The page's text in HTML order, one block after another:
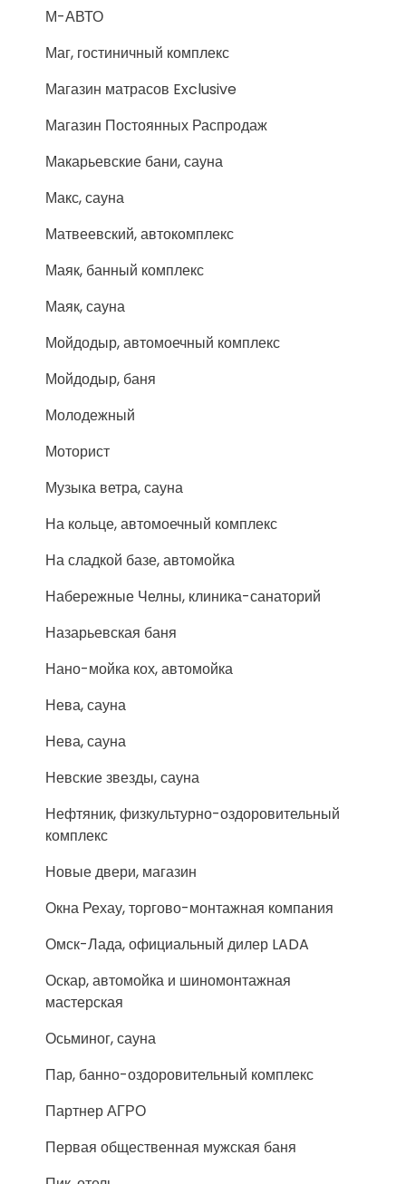
М-АВТО
Маг, гостиничный комплекс
Магазин матрасов Exclusive
Магазин Постоянных Распродаж
Макарьевские бани, сауна
Макс, сауна
Матвеевский, автокомплекс
Маяк, банный комплекс
Маяк, сауна
Мойдодыр, автомоечный комплекс
Мойдодыр, баня
Молодежный
Моторист
Музыка ветра, сауна
На кольце, автомоечный комплекс
На сладкой базе, автомойка
Набережные Челны, клиника-санаторий
Назарьевская баня
Нано-мойка кох, автомойка
Нева, сауна
Нева, сауна
Невские звезды, сауна
Нефтяник, физкультурно-оздоровительный
комплекс
Новые двери, магазин
Окна Рехау, торгово-монтажная компания
Омск-Лада, официальный дилер LADA
Оскар, автомойка и шиномонтажная
мастерская
Осьминог, сауна
Пар, банно-оздоровительный комплекс
Партнер АГРО
Первая общественная мужская баня